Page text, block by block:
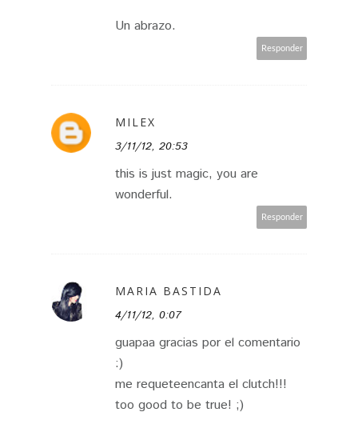
Un abrazo.
Responder
MILEX
3/11/12, 20:53
this is just magic, you are
wonderful.
Responder
MARIA BASTIDA
4/11/12, 0:07
guapaa gracias por el comentario
:)
me requeteencanta el clutch!!!
too good to be true! ;)